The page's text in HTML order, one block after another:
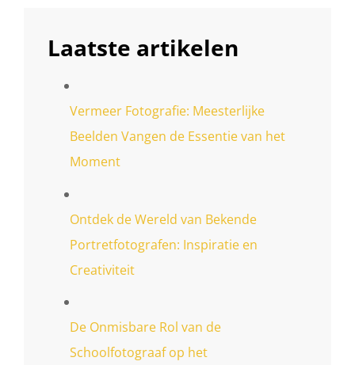
Laatste artikelen
Vermeer Fotografie: Meesterlijke
Beelden Vangen de Essentie van het
Moment
Ontdek de Wereld van Bekende
Portretfotografen: Inspiratie en
Creativiteit
De Onmisbare Rol van de
Schoolfotograaf op het